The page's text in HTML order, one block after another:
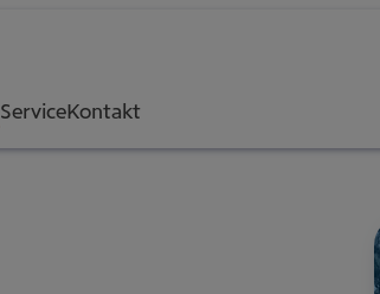
ServiceKontakt